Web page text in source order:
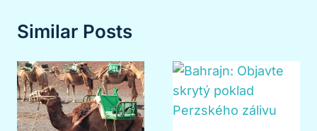
Similar Posts